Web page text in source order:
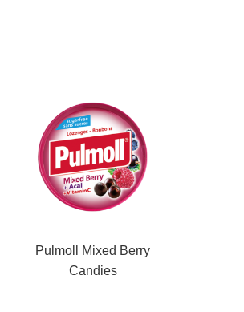
Pulmoll Mixed Berry
Candies